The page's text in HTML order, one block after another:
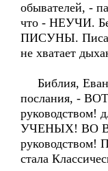
обывателей, -
что - НЕУЧИ.
ПИСУНЫ.
не хватает
Библия,
послания, -
руководством!
УЧЕНЫХ! ВО
руководством!
стала